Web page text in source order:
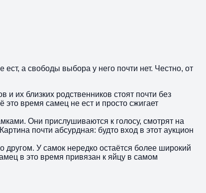
а свободы выбора у него почти нет. Честно, от
их близких родственников стоят почти без
время самец не ест и просто сжигает
Они прислушиваются к голосу, смотрят на
почти абсурдная: будто вход в этот аукцион
У самок нередко остаётся более широкий
в это время привязан к яйцу в самом